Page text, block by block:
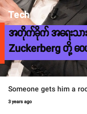
Tech
အတိုက်ခိုက် အရေးသား
Zuckerberg တို့ ဝေ
Someone gets him a
3 years ago